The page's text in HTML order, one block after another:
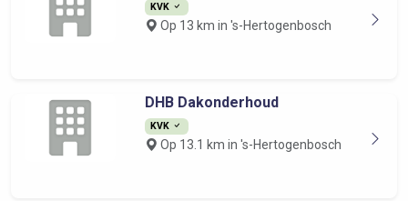
KVK
Op 13 km in 's-Hertogenbosch
DHB Dakonderhoud
KVK
Op 13.1 km in 's-Hertogenbosch